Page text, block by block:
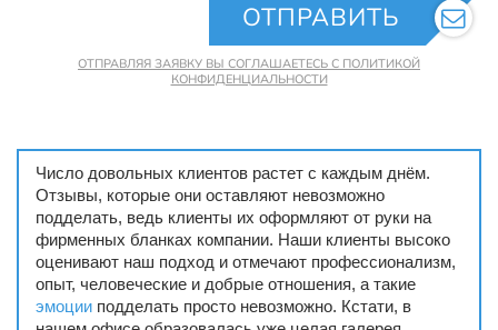
ОТПРАВИТЬ
ОТПРАВЛЯЯ ЗАЯВКУ ВЫ СОГЛАШАЕТЕСЬ С ПОЛИТИКОЙ
КОНФИДЕНЦИАЛЬНОСТИ
Число довольных клиентов растет с каждым днём.
Отзывы, которые они оставляют невозможно
подделать, ведь клиенты их оформляют от руки на
фирменных бланках компании. Наши клиенты высоко
оценивают наш подход и отмечают профессионализм,
опыт, человеческие и добрые отношения, а такие
эмоции подделать просто невозможно. Кстати, в